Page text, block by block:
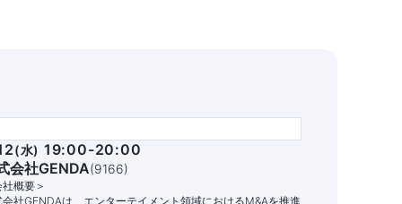
(水) 19:00-20:00
会社GENDA(9166)
概要＞
社GENDAは、エンターテイメント領域におけるM&Aを推進